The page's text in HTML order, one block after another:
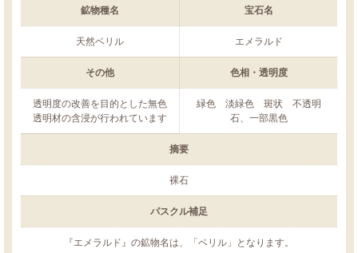
鉱物種名 宝石名
天然ベリル エメラルド
その他 色相・透明度
透明度の改善を目的とした無色
透明材の含浸が行われています
緑色 淡緑色 斑状 不透明
石、一部黒色
摘要
裸石
パスクル補足
『エメラルド』の鉱物名は、「ベリル」となります。